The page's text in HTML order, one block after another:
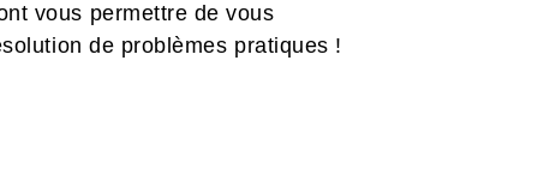
vous permettre de vous
de problèmes pratiques !